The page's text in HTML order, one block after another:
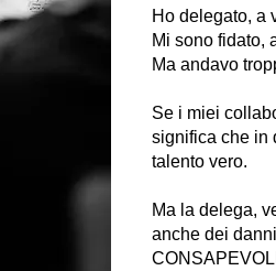
Ho delegato, a
Mi sono fidato,
Ma andavo
Se i miei
significa che in
talento vero.
Ma la delega,
anche dei